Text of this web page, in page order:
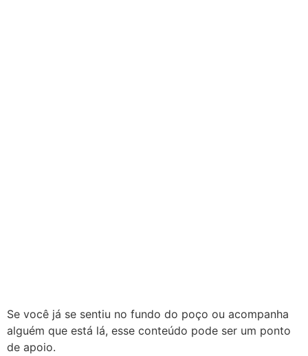
Se você já se sentiu no fundo do poço ou acompanha
alguém que está lá, esse conteúdo pode ser um ponto
de apoio.